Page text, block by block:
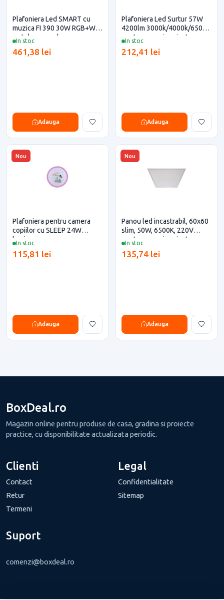
In stoc
Plafoniera Led SMART cu
muzica FI 390 30W RGB+W
cu telecomanda
461,38 lei
Adauga
In stoc
Plafoniera Led Surtur 57W
4200lm 3000k/4000k/6500k
pentru casa si proiecte
212,41 lei
Adauga
Nou
In stoc
Plafoniera pentru camera
copiilor cu SLEEP 24W
lumina rece
115,81 lei
Adauga
Nou
In stoc
Panou led incastrabil, 60x60
slim, 50W, 6500K, 220V
pentru casa si proiecte
135,74 lei
Adauga
BoxDeal.ro
Magazin online pentru produse de casa, gradina si proiecte
practice, cu disponibilitate actualizata periodic.
Clienti
Contact
Retur
Termeni
Legal
Confidentialitate
Sitemap
Suport
comenzi@boxdeal.ro